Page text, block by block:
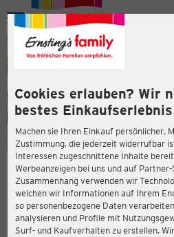
Cookies erlauben? Wir
bestes
Machen sie Ihren Einkauf persönlicher.
Zustimmung, die jederzeit widerrufbar
Interessen zugeschnittene Inhalte
Werbeanzeigen bei uns und auf
Zusammenhang verwenden wir
welchen wir Informationen auf Ihrem
so personenbezogene Daten
analysieren und Profile mit
Surf- und Kaufverhalten zu erstellen.
Menü
ERNSTING'S
26639